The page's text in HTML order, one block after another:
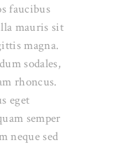
faucibus
mauris sit
magna.
sodales,
rhoncus.
eget
semper
neque sed